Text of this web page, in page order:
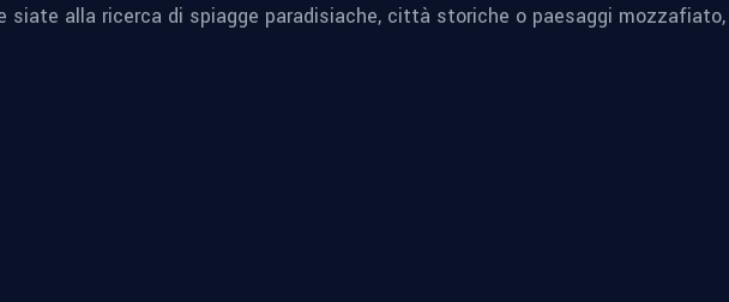
alla ricerca di spiagge paradisiache, città storiche o paesaggi